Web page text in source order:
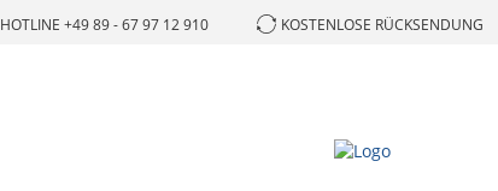
HOTLINE +49 89 - 67 97 12 910 KOSTENLOSE RÜCKSENDUNG